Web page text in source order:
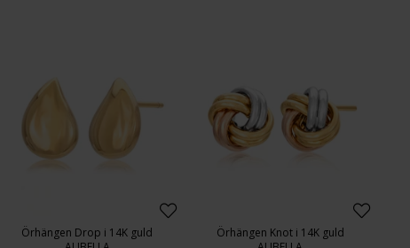
Örhängen Drop i 14K guld
Örhängen Knot i 14K guld